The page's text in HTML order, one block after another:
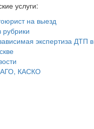
услуги:
на выезд
рубрики
экспертиза ДТП в
КАСКО